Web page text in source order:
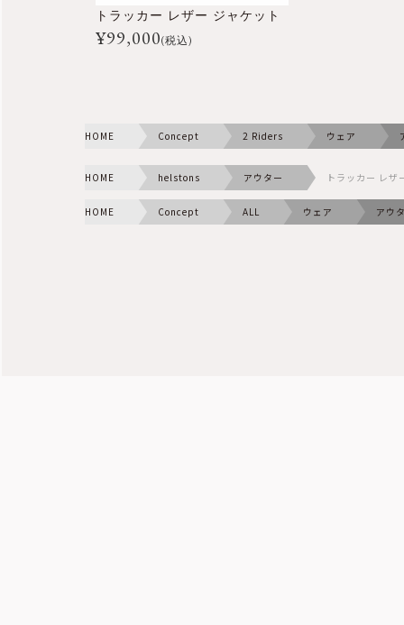
トラッカー レザー ジャケット
¥99,000(税込)
HOME Concept 2 Riders ウェア
HOME helstons アウター トラッカー レザ
HOME Concept ALL ウェア アウ